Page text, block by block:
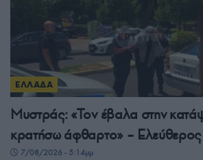
ΕΛΛΑΔΑ
Μυστράς: «Τον έβαλα στην
κρατήσω άφθαρτο» –
7/08/2026 - 5:14μμ